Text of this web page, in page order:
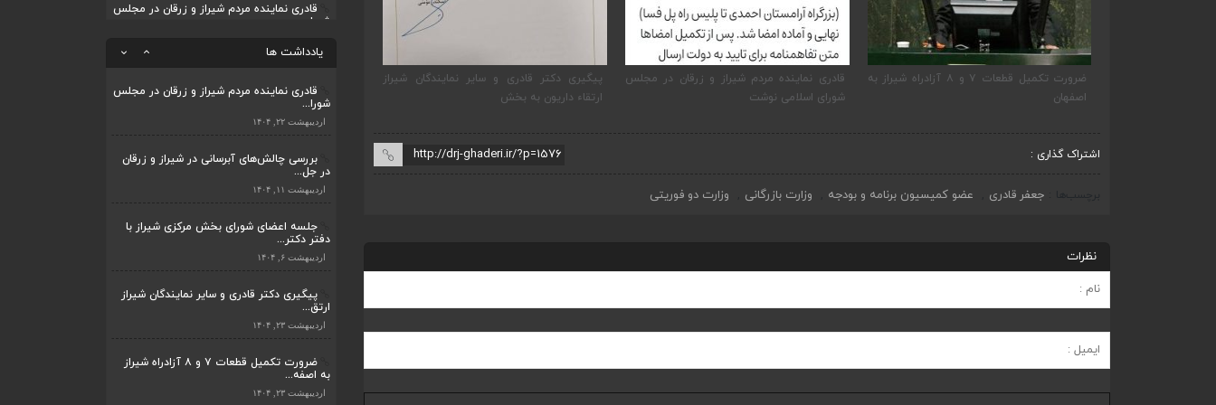
ضرورت تکمیل قطعات ۷ و ۸ آزادراه شیراز به
اصفهان
قادری نماینده مردم شیراز و زرقان در مجلس
شورای اسلامی نوشت
پیگیری دکتر قادری و سایر نمایندگان شیراز
ارتقاء داریون به بخش
اصفهان
شورای اسلامی نوشت
اشتراک گذاری :
جعفر قادری عضو کمیسیون برنامه و بودجه وزارت بازرگانی وزارت دو فوریتی
نظرات
قادری نماینده مردم شیراز و زرقان در مجلس
شورا...
در جل...
اردیبهشت ۱۱, ۱۴۰۴
یادداشت ها
اردیبهشت ۲۳, ۱۴۰۴
قادری نماینده مردم شیراز و زرقان در مجلس
شورا...
اردیبهشت ۲۲, ۱۴۰۴
بررسی چالش‌های آبرسانی در شیراز و زرقان
در جل...
اردیبهشت ۱۱, ۱۴۰۴
جلسه اعضای شورای بخش مرکزی شیراز با
دفتر دکتر...
اردیبهشت ۶, ۱۴۰۴
پیگیری دکتر قادری و سایر نمایندگان شیراز
ارتق...
اردیبهشت ۲۳, ۱۴۰۴
ضرورت تکمیل قطعات ۷ و ۸ آزادراه شیراز
به اصفه...
اردیبهشت ۲۳, ۱۴۰۴